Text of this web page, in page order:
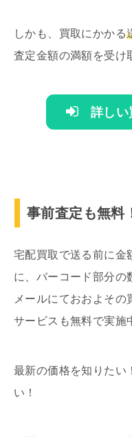
しかも、買取にかかる
査定金額の満額を受け
詳しい
事前査定も無料
宅配買取で送る前に金
に、バーコード部分の
メールにておおよその
サービスも無料で実施
最新の価格を知りたい
い！